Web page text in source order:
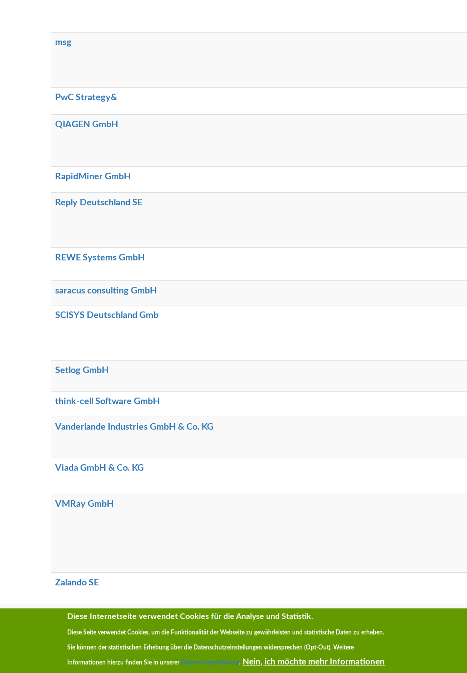
msg
PwC Strategy&
QIAGEN GmbH
RapidMiner GmbH
Reply Deutschland SE
REWE Systems GmbH
saracus consulting GmbH
SCISYS Deutschland Gmb
Setlog GmbH
think-cell Software GmbH
Vanderlande Industries GmbH & Co. KG
Viada GmbH & Co. KG
VMRay GmbH
Zalando SE
Copyright © REALITY – Vom Hörsaal in die Berufs-Real-IT-ät! Impressum
Diese Internetseite verwendet Cookies für die Analyse und Statistik.
Diese Seite verwendet Cookies, um die Funktionalität der Webseite zu gewährleisten und statistische Daten zu erheben.
Sie können der statistischen Erhebung über die Datenschutzeinstellungen widersprechen (Opt-Out). Weitere
Informationen hierzu finden Sie in unserer Datenschutzerklärung. Nein, ich möchte mehr Informationen